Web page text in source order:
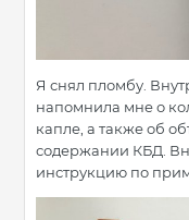
Я снял пломбу.
напомнила мне о
капле, а также об
содержании КБД.
инструкцию по